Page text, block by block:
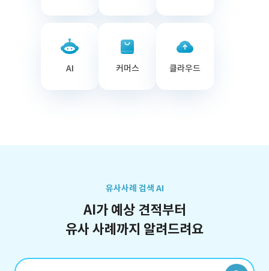
AI 커머스 클라우드
유사사례 검색 AI
AI가 예상 견적부터
유사 사례까지 알려드려요